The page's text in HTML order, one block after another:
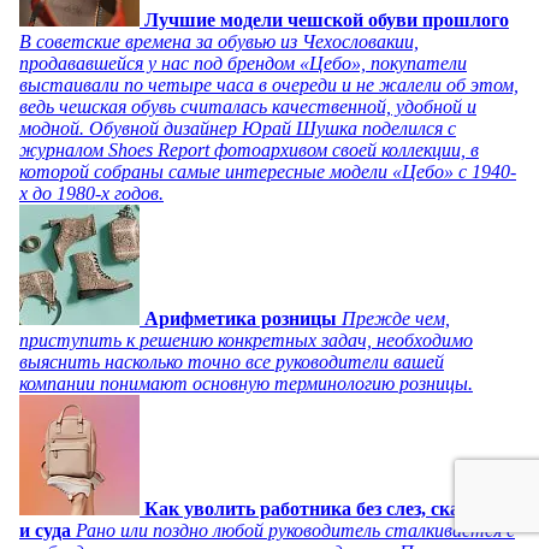
Лучшие модели чешской обуви прошлого
В советские времена за обувью из Чехословакии,
продававшейся у нас под брендом «Цебо», покупатели
выстаивали по четыре часа в очереди и не жалели об этом,
ведь чешская обувь считалась качественной, удобной и
модной. Обувной дизайнер Юрай Шушка поделился с
журналом Shoes Report фотоархивом своей коллекции, в
которой собраны самые интересные модели «Цебо» с 1940-
х до 1980-х годов.
Арифметика розницы Прежде чем,
приступить к решению конкретных задач, необходимо
выяснить насколько точно все руководители вашей
компании понимают основную терминологию розницы.
Как уволить работника без слез, скандала
и суда Рано или поздно любой руководитель сталкивается с